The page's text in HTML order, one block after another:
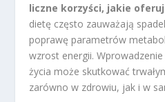
liczne korzyści, jakie
dietę często zauważają
poprawę parametrów
wzrost energii.
życia może skutkować
zarówno w zdrowiu, jak i w